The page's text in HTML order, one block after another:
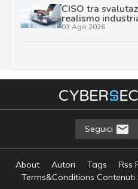
CISO tra
realismo
03 Ago 2026
Seguici
About Autori Tags Rss
Terms&Conditions Contenuti